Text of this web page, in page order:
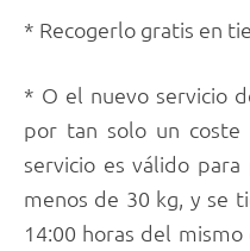
* Recogerlo gratis en
* O el nuevo servicio
por tan solo un coste
servicio es válido
menos de 30 kg, y se
14:00 horas del